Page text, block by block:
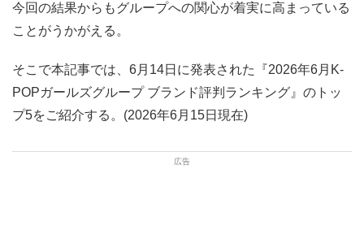
今回の結果からもグループへの関心が着実に高まっている
ことがうかがえる。
そこで本記事では、6月14日に発表された『2026年6月K-
POPガールズグループ ブランド評判ランキング』のトッ
プ5をご紹介する。(2026年6月15日現在)